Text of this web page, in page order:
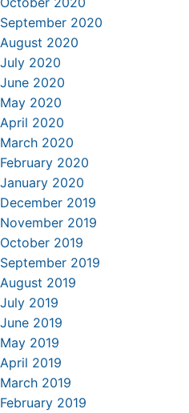
September 2020
August 2020
July 2020
June 2020
May 2020
April 2020
March 2020
February 2020
January 2020
December 2019
November 2019
October 2019
September 2019
August 2019
July 2019
June 2019
May 2019
April 2019
March 2019
February 2019